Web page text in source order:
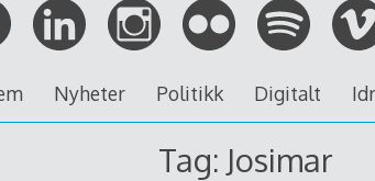
Nyheter Politikk Digitalt
Tag: Josimar